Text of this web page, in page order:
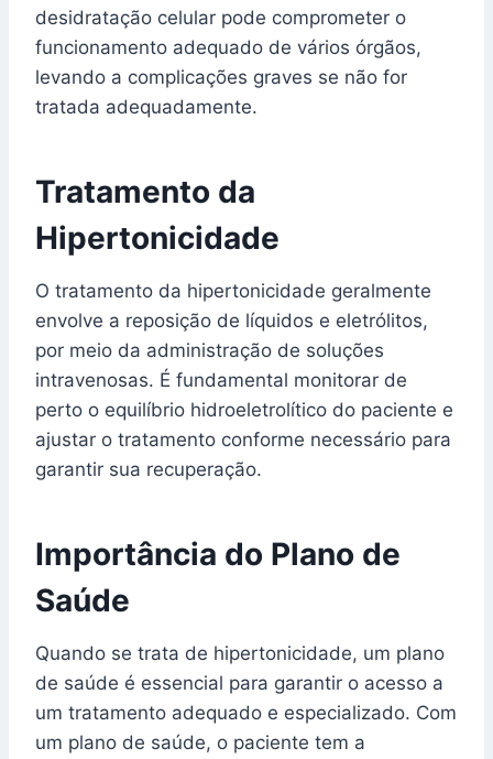
desidratação celular pode comprometer o
funcionamento adequado de vários órgãos,
levando a complicações graves se não for
tratada adequadamente.
Tratamento da
Hipertonicidade
O tratamento da hipertonicidade geralmente
envolve a reposição de líquidos e eletrólitos,
por meio da administração de soluções
intravenosas. É fundamental monitorar de
perto o equilíbrio hidroeletrolítico do paciente e
ajustar o tratamento conforme necessário para
garantir sua recuperação.
Importância do Plano de
Saúde
Quando se trata de hipertonicidade, um plano
de saúde é essencial para garantir o acesso a
um tratamento adequado e especializado. Com
um plano de saúde, o paciente tem a